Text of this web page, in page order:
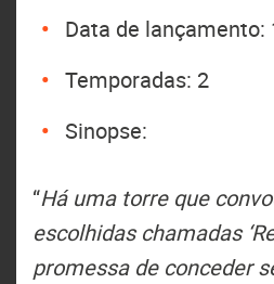
Data de lançamento:
Temporadas: 2
Sinopse:
“Há uma torre que
escolhidas chamadas
promessa de conceder